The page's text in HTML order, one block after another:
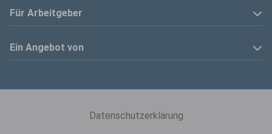
Für Arbeitgeber
Anzeige schalten
Ein Angebot von
Datenschutzerklärung